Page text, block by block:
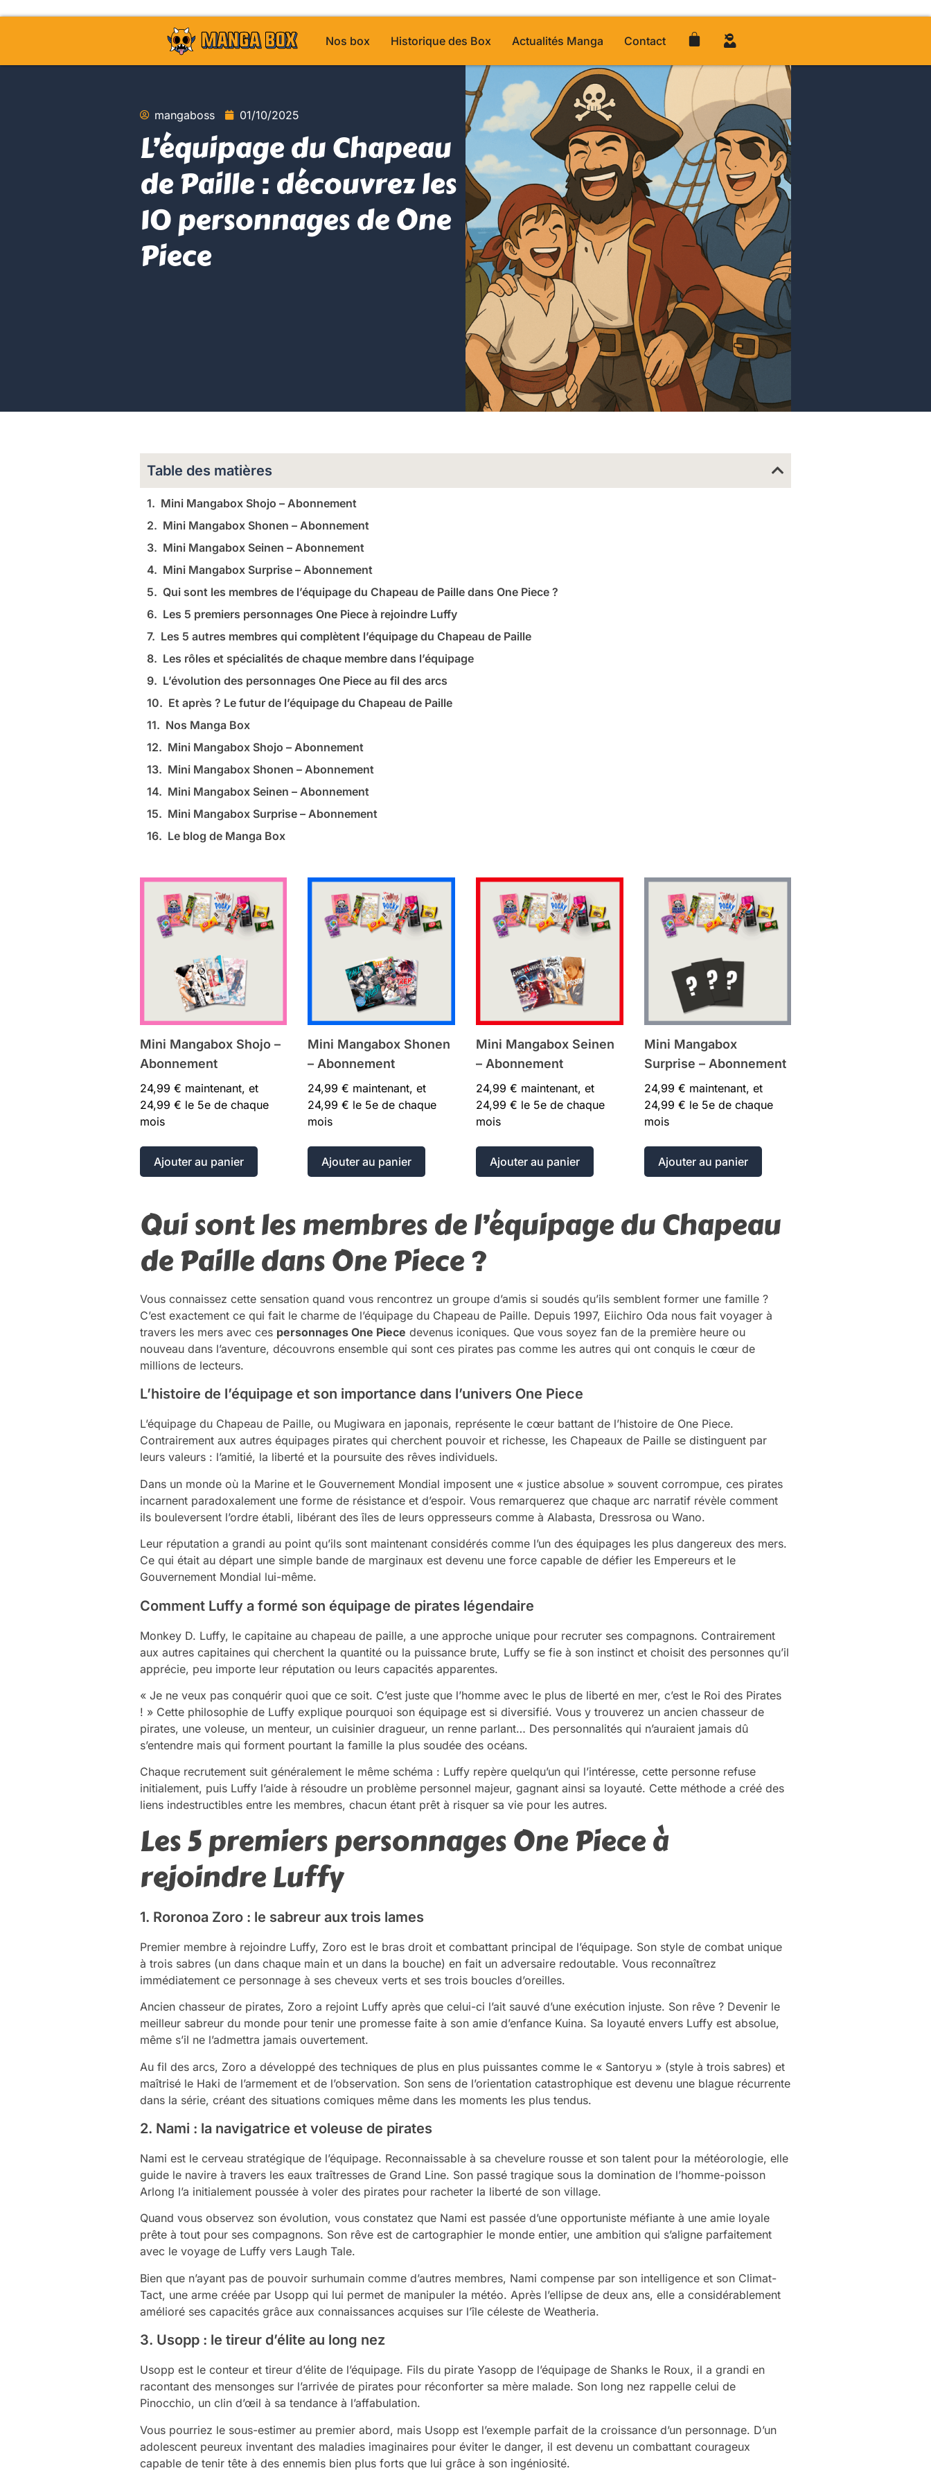
Nos box Historique des Box Actualités Manga Contact
mangaboss 01/10/2025
L’équipage du Chapeau
de Paille : découvrez les
10 personnages de One
Piece
Table des matières
Mini Mangabox Shojo – Abonnement
Mini Mangabox Shonen – Abonnement
Mini Mangabox Seinen – Abonnement
Mini Mangabox Surprise – Abonnement
Qui sont les membres de l’équipage du Chapeau de Paille dans One Piece ?
Les 5 premiers personnages One Piece à rejoindre Luffy
Les 5 autres membres qui complètent l’équipage du Chapeau de Paille
Les rôles et spécialités de chaque membre dans l’équipage
L’évolution des personnages One Piece au fil des arcs
Et après ? Le futur de l’équipage du Chapeau de Paille
Nos Manga Box
Mini Mangabox Shojo – Abonnement
Mini Mangabox Shonen – Abonnement
Mini Mangabox Seinen – Abonnement
Mini Mangabox Surprise – Abonnement
Le blog de Manga Box
Mini Mangabox Shojo –
Abonnement
24,99 € maintenant, et
24,99 € le 5e de chaque
mois
Ajouter au panier
Mini Mangabox Shonen
– Abonnement
24,99€ maintenant, et
24,99€ le 5e de chaque
mois
Ajouter au panier
Mini Mangabox Seinen
– Abonnement
24,99 € maintenant, et
24,99 € le 5e de chaque
mois
Ajouter au panier
Mini Mangabox
Surprise – Abonnement
24,99 € maintenant, et
24,99 € le 5e de chaque
mois
Ajouter au panier
Qui sont les membres de l’équipage du Chapeau
de Paille dans One Piece ?
Vous connaissez cette sensation quand vous rencontrez un groupe d’amis si soudés qu’ils semblent former une famille ?
C’est exactement ce qui fait le charme de l’équipage du Chapeau de Paille. Depuis 1997, Eiichiro Oda nous fait voyager à
travers les mers avec ces personnages One Piece devenus iconiques. Que vous soyez fan de la première heure ou
nouveau dans l’aventure, découvrons ensemble qui sont ces pirates pas comme les autres qui ont conquis le cœur de
millions de lecteurs.
L’histoire de l’équipage et son importance dans l’univers One Piece
L’équipage du Chapeau de Paille, ou Mugiwara en japonais, représente le cœur battant de l’histoire de One Piece.
Contrairement aux autres équipages pirates qui cherchent pouvoir et richesse, les Chapeaux de Paille se distinguent par
leurs valeurs : l’amitié, la liberté et la poursuite des rêves individuels.
Dans un monde où la Marine et le Gouvernement Mondial imposent une « justice absolue » souvent corrompue, ces pirates
incarnent paradoxalement une forme de résistance et d’espoir. Vous remarquerez que chaque arc narratif révèle comment
ils bouleversent l’ordre établi, libérant des îles de leurs oppresseurs comme à Alabasta, Dressrosa ou Wano.
Leur réputation a grandi au point qu’ils sont maintenant considérés comme l’un des équipages les plus dangereux des mers.
Ce qui était au départ une simple bande de marginaux est devenu une force capable de défier les Empereurs et le
Gouvernement Mondial lui-même.
Comment Luffy a formé son équipage de pirates légendaire
Monkey D. Luffy, le capitaine au chapeau de paille, a une approche unique pour recruter ses compagnons. Contrairement
aux autres capitaines qui cherchent la quantité ou la puissance brute, Luffy se fie à son instinct et choisit des personnes qu’il
apprécie, peu importe leur réputation ou leurs capacités apparentes.
« Je ne veux pas conquérir quoi que ce soit. C’est juste que l’homme avec le plus de liberté en mer, c’est le Roi des Pirates
! » Cette philosophie de Luffy explique pourquoi son équipage est si diversifié. Vous y trouverez un ancien chasseur de
pirates, une voleuse, un menteur, un cuisinier dragueur, un renne parlant… Des personnalités qui n’auraient jamais dû
s’entendre mais qui forment pourtant la famille la plus soudée des océans.
Chaque recrutement suit généralement le même schéma : Luffy repère quelqu’un qui l’intéresse, cette personne refuse
initialement, puis Luffy l’aide à résoudre un problème personnel majeur, gagnant ainsi sa loyauté. Cette méthode a créé des
liens indestructibles entre les membres, chacun étant prêt à risquer sa vie pour les autres.
Les 5 premiers personnages One Piece à
rejoindre Luffy
1. Roronoa Zoro : le sabreur aux trois lames
Premier membre à rejoindre Luffy, Zoro est le bras droit et combattant principal de l’équipage. Son style de combat unique
à trois sabres (un dans chaque main et un dans la bouche) en fait un adversaire redoutable. Vous reconnaîtrez
immédiatement ce personnage à ses cheveux verts et ses trois boucles d’oreilles.
Ancien chasseur de pirates, Zoro a rejoint Luffy après que celui-ci l’ait sauvé d’une exécution injuste. Son rêve ? Devenir le
meilleur sabreur du monde pour tenir une promesse faite à son amie d’enfance Kuina. Sa loyauté envers Luffy est absolue,
même s’il ne l’admettra jamais ouvertement.
Au fil des arcs, Zoro a développé des techniques de plus en plus puissantes comme le « Santoryu » (style à trois sabres) et
maîtrisé le Haki de l’armement et de l’observation. Son sens de l’orientation catastrophique est devenu une blague récurrente
dans la série, créant des situations comiques même dans les moments les plus tendus.
2. Nami : la navigatrice et voleuse de pirates
Nami est le cerveau stratégique de l’équipage. Reconnaissable à sa chevelure rousse et son talent pour la météorologie, elle
guide le navire à travers les eaux traîtresses de Grand Line. Son passé tragique sous la domination de l’homme-poisson
Arlong l’a initialement poussée à voler des pirates pour racheter la liberté de son village.
Quand vous observez son évolution, vous constatez que Nami est passée d’une opportuniste méfiante à une amie loyale
prête à tout pour ses compagnons. Son rêve est de cartographier le monde entier, une ambition qui s’aligne parfaitement
avec le voyage de Luffy vers Laugh Tale.
Bien que n’ayant pas de pouvoir surhumain comme d’autres membres, Nami compense par son intelligence et son Climat-
Tact, une arme créée par Usopp qui lui permet de manipuler la météo. Après l’ellipse de deux ans, elle a considérablement
amélioré ses capacités grâce aux connaissances acquises sur l’île céleste de Weatheria.
3. Usopp : le tireur d’élite au long nez
Usopp est le conteur et tireur d’élite de l’équipage. Fils du pirate Yasopp de l’équipage de Shanks le Roux, il a grandi en
racontant des mensonges sur l’arrivée de pirates pour réconforter sa mère malade. Son long nez rappelle celui de
Pinocchio, un clin d’œil à sa tendance à l’affabulation.
Vous pourriez le sous-estimer au premier abord, mais Usopp est l’exemple parfait de la croissance d’un personnage. D’un
adolescent peureux inventant des maladies imaginaires pour éviter le danger, il est devenu un combattant courageux
capable de tenir tête à des ennemis bien plus forts que lui grâce à son ingéniosité.